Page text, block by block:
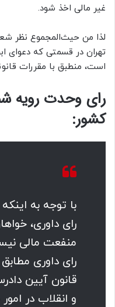
غیر مالی اخذ شود.
لذا من حیث‌المجموع نظر
تهران در قسمتی که دعوای
است، منطبق با مقررات
کشور:
با توجه به
رای داوری،
منفعت مالی
قانون آیین